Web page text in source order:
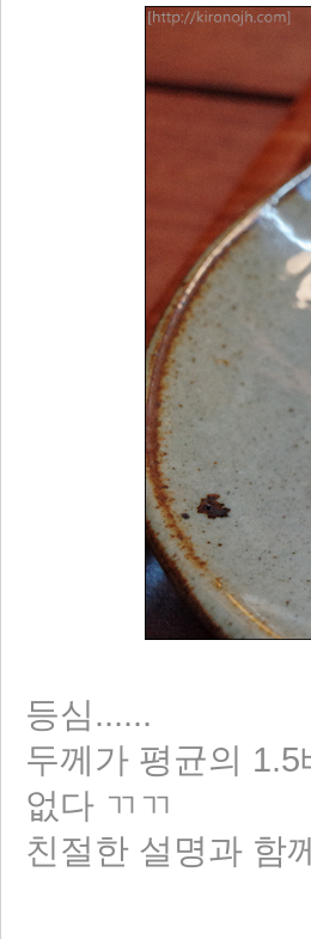
등심......
두께가 평균의
없다 ㄲㄲ
친절한 설명과 함